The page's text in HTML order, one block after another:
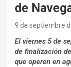
de
9 de septiembre
El viernes 5 de
de finalización
que operen en